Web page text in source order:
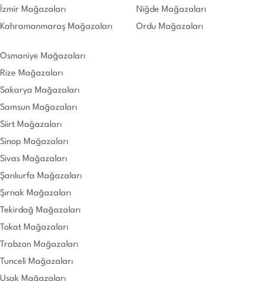
İzmir Mağazaları
Kahramanmaraş Mağazaları
Niğde Mağazaları
Ordu Mağazaları
Osmaniye Mağazaları
Rize Mağazaları
Sakarya Mağazaları
Samsun Mağazaları
Siirt Mağazaları
Sinop Mağazaları
Sivas Mağazaları
Şanlıurfa Mağazaları
Şırnak Mağazaları
Tekirdağ Mağazaları
Tokat Mağazaları
Trabzon Mağazaları
Tunceli Mağazaları
Uşak Mağazaları